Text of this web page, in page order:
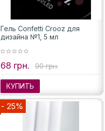
Гель Confetti Crooz для
дизайна №1, 5 мл
68 грн. 90 грн.
КУПИТЬ
- 25%